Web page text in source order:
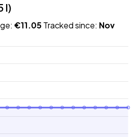
l)
€11.05Tracked since: Nov